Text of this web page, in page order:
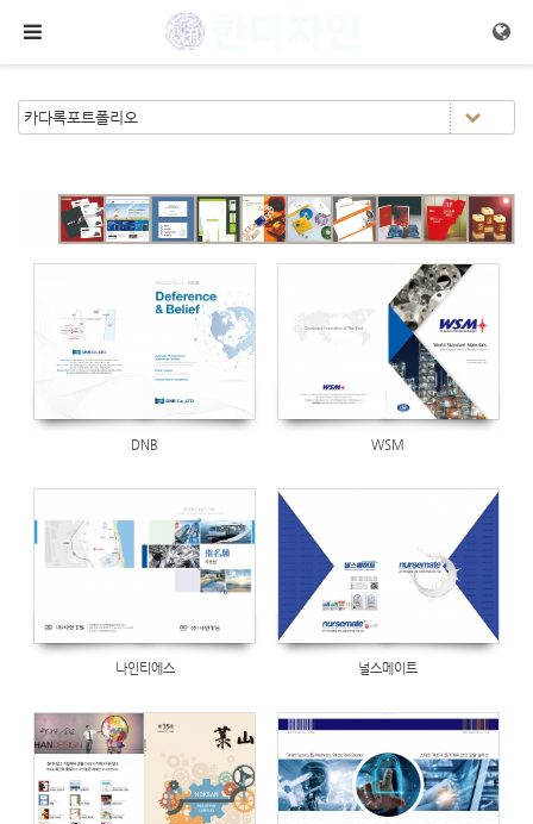
Views1223
DNB
Views1180
WSM
나인티에스
Views1443
널스메이트
Views3860